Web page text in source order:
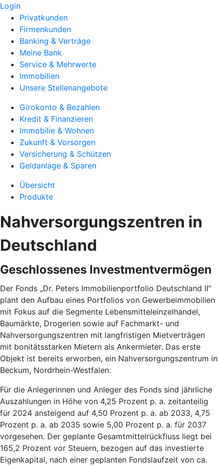
Login
Privatkunden
Firmenkunden
Banking & Verträge
Meine Bank
Service & Mehrwerte
Immobilien
Unsere Stellenangebote
Girokonto & Bezahlen
Kredit & Finanzieren
Immobilie & Wohnen
Zukunft & Vorsorgen
Versicherung & Schützen
Geldanlage & Sparen
Übersicht
Produkte
Nahversorgungszentren in
Deutschland
Geschlossenes Investmentvermögen
Der Fonds „Dr. Peters Immobilienportfolio Deutschland II“
plant den Aufbau eines Portfolios von Gewerbeimmobilien
mit Fokus auf die Segmente Lebensmitteleinzelhandel,
Baumärkte, Drogerien sowie auf Fachmarkt- und
Nahversorgungszentren mit langfristigen Mietverträgen
mit bonitätsstarken Mietern als Ankermieter. Das erste
Objekt ist bereits erworben, ein Nahversorgungszentrum in
Beckum, Nordrhein-Westfalen.
Für die Anlegerinnen und Anleger des Fonds sind jährliche
Auszahlungen in Höhe von 4,25 Prozent p. a. zeitanteilig
für 2024 ansteigend auf 4,50 Prozent p. a. ab 2033, 4,75
Prozent p. a. ab 2035 sowie 5,00 Prozent p. a. für 2037
vorgesehen. Der geplante Gesamtmittelrückfluss liegt bei
165,2 Prozent vor Steuern, bezogen auf das investierte
Eigenkapital, nach einer geplanten Fondslaufzeit von ca.